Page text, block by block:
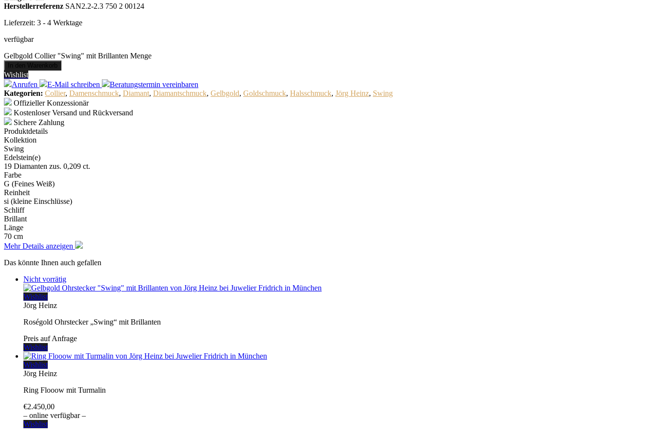
Herstellerreferenz SAN2.2-2.3 750 2 00124
Lieferzeit: 3 - 4 Werktage
verfügbar
Gelbgold Collier "Swing" mit Brillanten Menge
In den Warenkorb
Wishlist
Anrufen
E-Mail schreiben Beratungstermin vereinbaren
Kategorien: Collier, Damenschmuck, Diamant, Diamantschmuck, Gelbgold, Goldschmuck, Halsschmuck, Jörg Heinz, Swing
Offizieller Konzessionär
Kostenloser Versand und Rückversand
Sichere Zahlung
Produktdetails
Kollektion
Swing
Edelstein(e)
19 Diamanten zus. 0,209 ct.
Farbe
G (Feines Weiß)
Reinheit
si (kleine Einschlüsse)
Schliff
Brillant
Länge
70 cm
Mehr Details anzeigen
Das könnte Ihnen auch gefallen
Nicht vorrätig
Wishlist
Jörg Heinz
Roségold Ohrstecker „Swing“ mit Brillanten
Preis auf Anfrage
Wishlist
Wishlist
Jörg Heinz
Ring Flooow mit Turmalin
€2.450,00
– online verfügbar –
Wishlist